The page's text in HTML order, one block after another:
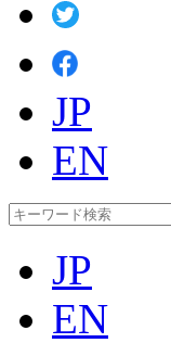
JP
EN
JP
EN